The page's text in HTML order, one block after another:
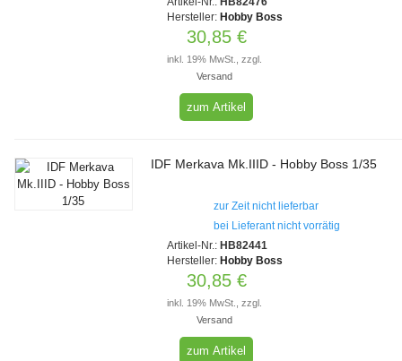
Hersteller: Hobby Boss
30,85 €
inkl. 19% MwSt., zzgl.
Versand
zum Artikel
IDF Merkava Mk.IIID - Hobby Boss 1/35
zur Zeit nicht lieferbar
bei Lieferant nicht vorrätig
Artikel-Nr.: HB82441
Hersteller: Hobby Boss
30,85 €
inkl. 19% MwSt., zzgl.
Versand
zum Artikel